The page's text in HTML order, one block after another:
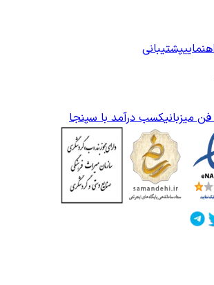
پشتیبانی
میزبانیکسب درآمد با سپنجا